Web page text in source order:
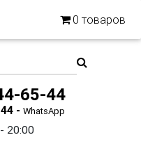
0 товаров
65-44
- WhatsApp
20:00